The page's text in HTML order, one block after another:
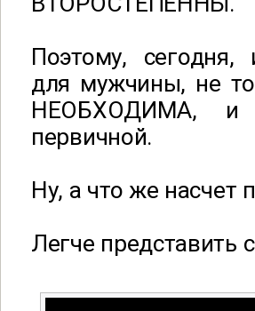
Поэтому, сегодня,
для мужчины, не
НЕОБХОДИМА, и
первичной.
Ну, а что же насчет
Легче представить